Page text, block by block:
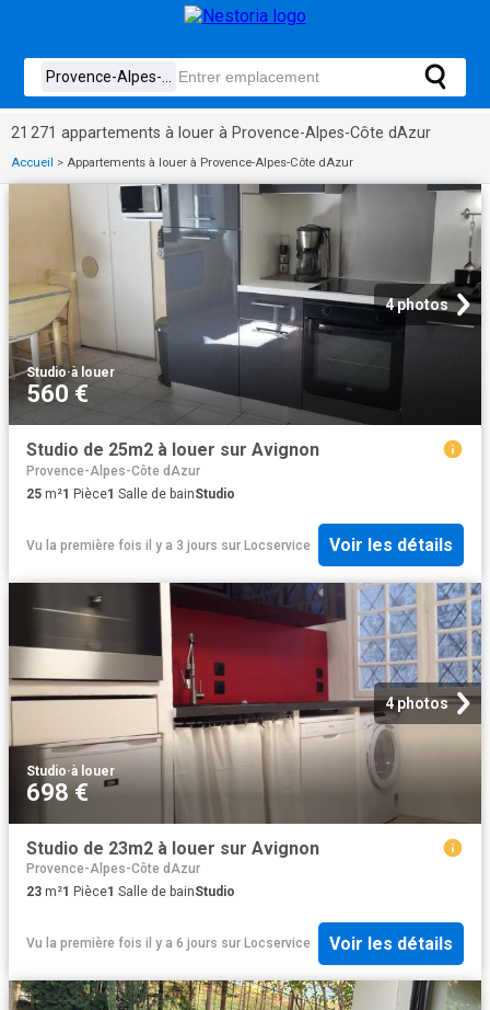
21 271 appartements à louer à Provence-Alpes-Côte dAzur
Accueil > Appartements à louer à Provence-Alpes-Côte dAzur
4 photos
Studio·à louer
560 €
Studio de 25m2 à louer sur Avignon
Provence-Alpes-Côte dAzur
25 m²1 Pièce1 Salle de bainStudio
Vu la première fois il y a 3 jours sur Locservice Voir les détails
4 photos
Studio·à louer
698 €
Studio de 23m2 à louer sur Avignon
Provence-Alpes-Côte dAzur
23 m²1 Pièce1 Salle de bainStudio
Vu la première fois il y a 6 jours sur Locservice Voir les détails